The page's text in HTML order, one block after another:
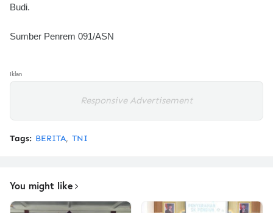
Budi.
Sumber Penrem 091/ASN
Iklan
Responsive Advertisement
Tags: BERITA TNI
You might like